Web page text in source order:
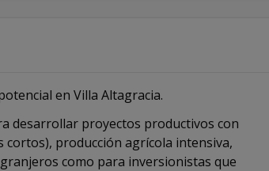
en Villa Altagracia.
desarrollar proyectos productivos con
cortos), producción agrícola intensiva,
como para inversionistas que